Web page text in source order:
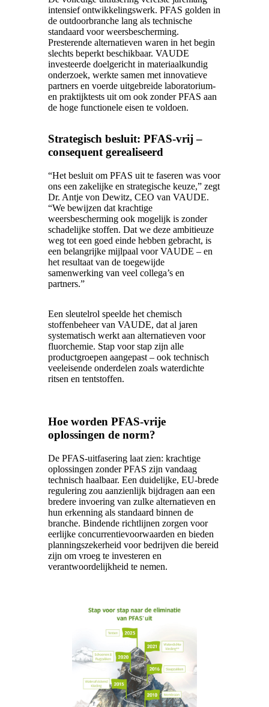
intensief ontwikkelingswerk. PFAS golden in
de outdoorbranche lang als technische
standaard voor weersbescherming.
Presterende alternatieven waren in het begin
slechts beperkt beschikbaar. VAUDE
investeerde doelgericht in materiaalkundig
onderzoek, werkte samen met innovatieve
partners en voerde uitgebreide laboratorium-
en praktijktests uit om ook zonder PFAS aan
de hoge functionele eisen te voldoen.
Strategisch besluit: PFAS-vrij –
consequent gerealiseerd
“Het besluit om PFAS uit te faseren was voor
ons een zakelijke en strategische keuze,” zegt
Dr. Antje von Dewitz, CEO van VAUDE.
“We bewijzen dat krachtige
weersbescherming ook mogelijk is zonder
schadelijke stoffen. Dat we deze ambitieuze
weg tot een goed einde hebben gebracht, is
een belangrijke mijlpaal voor VAUDE – en
het resultaat van de toegewijde
samenwerking van veel collega’s en
partners.”
Een sleutelrol speelde het chemisch
stoffenbeheer van VAUDE, dat al jaren
systematisch werkt aan alternatieven voor
fluorchemie. Stap voor stap zijn alle
productgroepen aangepast – ook technisch
veeleisende onderdelen zoals waterdichte
ritsen en tentstoffen.
Hoe worden PFAS-vrije
oplossingen de norm?
De PFAS-uitfasering laat zien: krachtige
oplossingen zonder PFAS zijn vandaag
technisch haalbaar. Een duidelijke, EU-brede
regulering zou aanzienlijk bijdragen aan een
bredere invoering van zulke alternatieven en
hun erkenning als standaard binnen de
branche. Bindende richtlijnen zorgen voor
eerlijke concurrentievoorwaarden en bieden
planningszekerheid voor bedrijven die bereid
zijn om vroeg te investeren en
verantwoordelijkheid te nemen.